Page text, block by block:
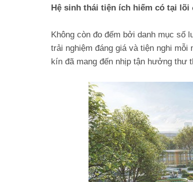
Hệ sinh thái tiện ích hiếm có tại lõi
Không còn đo đếm bởi danh mục số
trải nghiệm đáng giá và tiện nghi
kín đã mang đến nhịp tận hưởng thư